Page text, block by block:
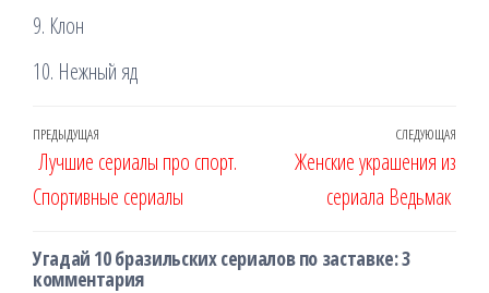
9. Клон
10. Нежный яд
Навигация
по
записям
Предыдущая
запись
ПРЕДЫДУЩАЯ
Лучшие сериалы про спорт.
Спортивные сериалы
СЛЕДУЮЩАЯ
Женские украшения из
сериала Ведьмак
Угадай 10 бразильских сериалов по заставке: 3
комментария